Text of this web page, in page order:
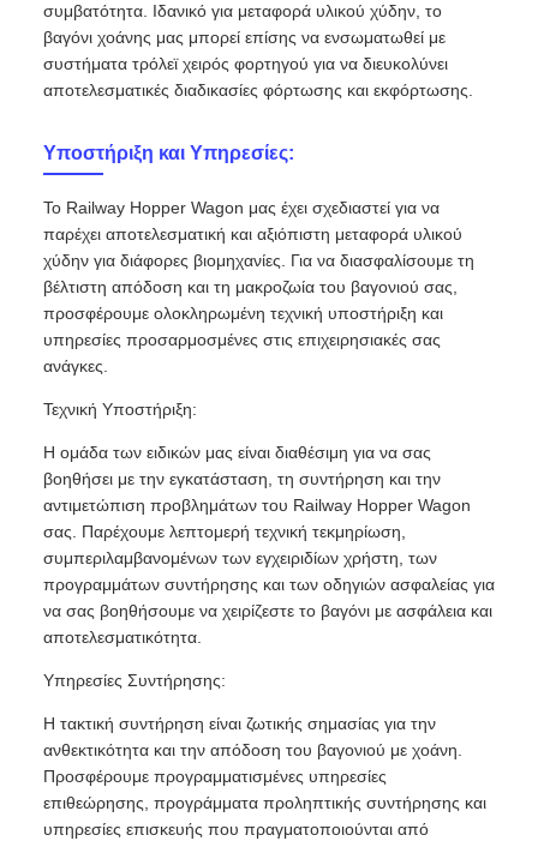
συμβατότητα. Ιδανικό για μεταφορά υλικού χύδην, το
βαγόνι χοάνης μας μπορεί επίσης να ενσωματωθεί με
συστήματα τρόλεϊ χειρός φορτηγού για να διευκολύνει
αποτελεσματικές διαδικασίες φόρτωσης και εκφόρτωσης.
Υποστήριξη και Υπηρεσίες:
Το Railway Hopper Wagon μας έχει σχεδιαστεί για να
παρέχει αποτελεσματική και αξιόπιστη μεταφορά υλικού
χύδην για διάφορες βιομηχανίες. Για να διασφαλίσουμε τη
βέλτιστη απόδοση και τη μακροζωία του βαγονιού σας,
προσφέρουμε ολοκληρωμένη τεχνική υποστήριξη και
υπηρεσίες προσαρμοσμένες στις επιχειρησιακές σας
ανάγκες.
Τεχνική Υποστήριξη:
Η ομάδα των ειδικών μας είναι διαθέσιμη για να σας
βοηθήσει με την εγκατάσταση, τη συντήρηση και την
αντιμετώπιση προβλημάτων του Railway Hopper Wagon
σας. Παρέχουμε λεπτομερή τεχνική τεκμηρίωση,
συμπεριλαμβανομένων των εγχειριδίων χρήστη, των
προγραμμάτων συντήρησης και των οδηγιών ασφαλείας για
να σας βοηθήσουμε να χειρίζεστε το βαγόνι με ασφάλεια και
αποτελεσματικότητα.
Υπηρεσίες Συντήρησης:
Η τακτική συντήρηση είναι ζωτικής σημασίας για την
ανθεκτικότητα και την απόδοση του βαγονιού με χοάνη.
Προσφέρουμε προγραμματισμένες υπηρεσίες
επιθεώρησης, προγράμματα προληπτικής συντήρησης και
υπηρεσίες επισκευής που πραγματοποιούνται από